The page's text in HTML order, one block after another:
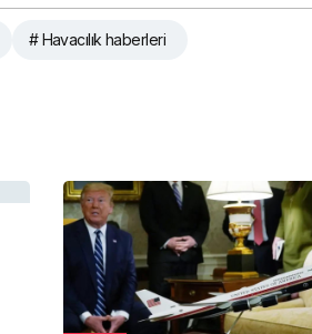
# Havacılık haberleri